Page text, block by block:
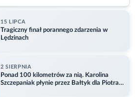
15 LIPCA
Tragiczny finał porannego zdarzenia w
Lędzinach
2 SIERPNIA
Ponad 100 kilometrów za nią. Karolina
Szczepaniak płynie przez Bałtyk dla Piotra.